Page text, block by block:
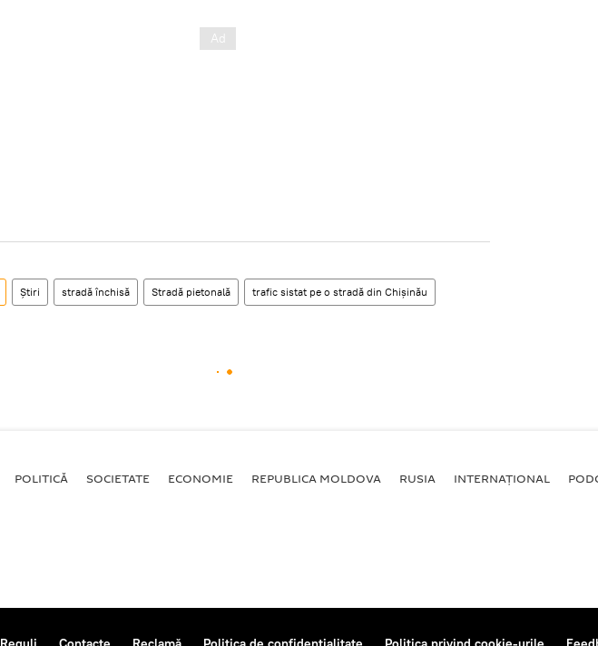
Știri stradă închisă Stradă pietonală trafic sistat pe o stradă din Chișinău
POLITICĂ SOCIETATE ECONOMIE REPUBLICA MOLDOVA RUSIA INTERNAȚIONAL